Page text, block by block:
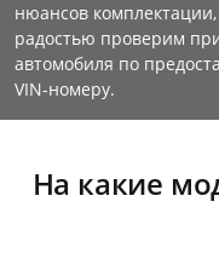
нюансов
радостью проверим
автомобиля по
VIN-номеру.
На какие